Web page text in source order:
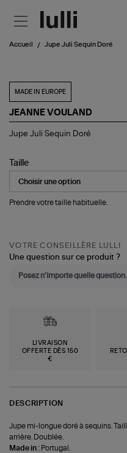
Accueil Jupe Juli Sequin Doré
MADE IN EUROPE
JEANNE VOULAND
Jupe
Doré
Jupe Juli Sequin Doré
Taille
Prendre votre taille habituelle.
VOTRE CONSEILLÈRE LULLI
Une question sur ce produit ?
LIVRAISON
OFFERTE DÈS 150
€
DESCRIPTION
Jupe mi-longue doré à sequins.
arrière. Doublée.
Made in : Portugal.